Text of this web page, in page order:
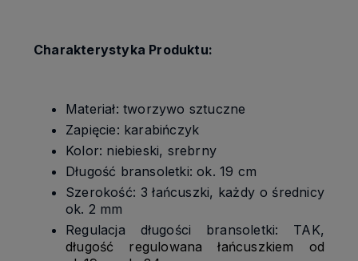
Charakterystyka Produktu:
Materiał: tworzywo sztuczne
Zapięcie: karabińczyk
Kolor: niebieski, srebrny
Długość bransoletki: ok. 19 cm
Szerokość: 3 łańcuszki, każdy o średnicy
ok. 2 mm
Regulacja długości bransoletki: TAK,
długość regulowana łańcuszkiem od